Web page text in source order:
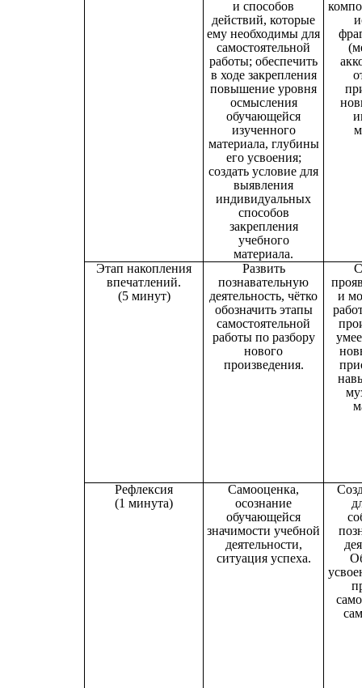
и способов
действий, которые
ему необходимы для
самостоятельной
работы; обеспечить
в ходе закрепления
повышение уровня
осмысления
обучающейся
изученного
материала, глубины
его усвоения;
создать условие для
выявления
индивидуальных
способов
закрепления
учебного
материала.
Этап накопления
впечатлений.
(5 минут)
Развить
познавательную
деятельность, чётко
обозначить этапы
самостоятельной
работы по разбору
нового
произведения.
и
Рефлексия
(1 минута)
Самооценка,
осознание
обучающейся
значимости учебной
деятельности,
ситуация успеха.